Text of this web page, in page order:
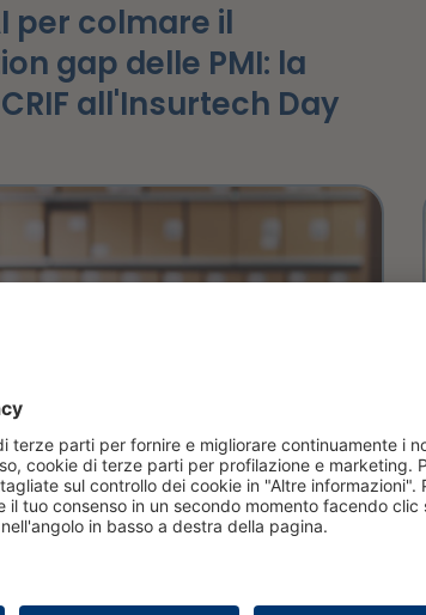
per colmare il
gap delle PMI: la
all'Insurtech Day